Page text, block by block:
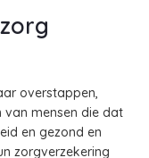
overstappen,
van mensen die dat
en gezond en
zorgverzekering